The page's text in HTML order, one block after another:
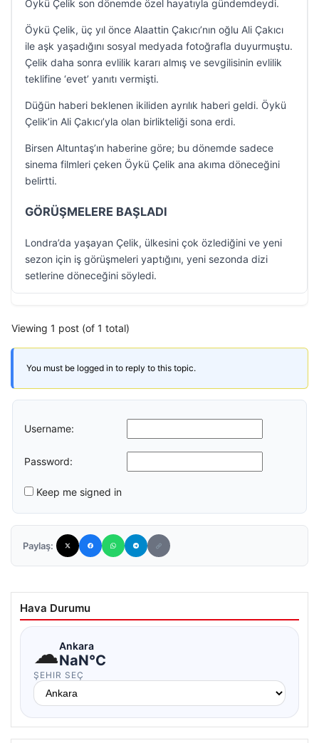
Öykü Çelik son dönemde özel hayatıyla gündemdeydi.
Öykü Çelik, üç yıl önce Alaattin Çakıcı’nın oğlu Ali Çakıcı
ile aşk yaşadığını sosyal medyada fotoğrafla duyurmuştu.
Çelik daha sonra evlilik kararı almış ve sevgilisinin evlilik
teklifine ‘evet’ yanıtı vermişti.
Düğün haberi beklenen ikiliden ayrılık haberi geldi. Öykü
Çelik’in Ali Çakıcı’yla olan birlikteliği sona erdi.
Birsen Altuntaş’ın haberine göre; bu dönemde sadece
sinema filmleri çeken Öykü Çelik ana akıma döneceğini
belirtti.
GÖRÜŞMELERE BAŞLADI
Londra’da yaşayan Çelik, ülkesini çok özlediğini ve yeni
sezon için iş görüşmeleri yaptığını, yeni sezonda dizi
setlerine döneceğini söyledi.
Viewing 1 post (of 1 total)
You must be logged in to reply to this topic.
Username:
Password:
Keep me signed in
Paylaş:
Hava Durumu
☁Ankara
NaN°C
ŞEHIR SEÇ